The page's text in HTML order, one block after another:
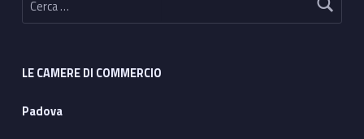
LE CAMERE DI COMMERCIO
Padova